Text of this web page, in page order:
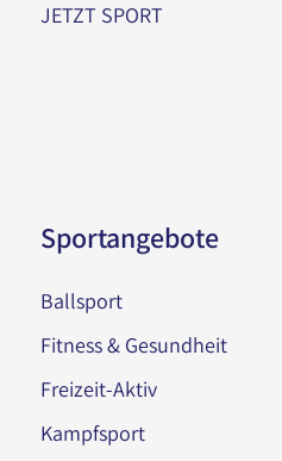
JETZT SPORT
Sportangebote
Ballsport
Fitness & Gesundheit
Freizeit-Aktiv
Kampfsport